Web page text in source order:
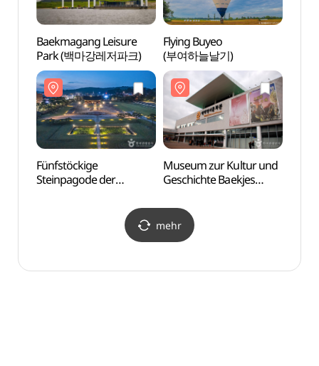
Baekmagang Leisure
Park (백마강레저파크)
Flying Buyeo
(부여하늘날기)
Fünfstöckige
Steinpagode der
Jeongnimsaji [UNESCO
Welterbe] (부여 정림사지
오층석탑 [유네스코
Museum zur Kultur und
Geschichte Baekjes
mehr